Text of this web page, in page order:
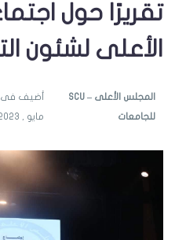
تقريرًا حول
الأعلى لشئون
SCU – المجلس الأعلى
للجامعات مايو , 2023